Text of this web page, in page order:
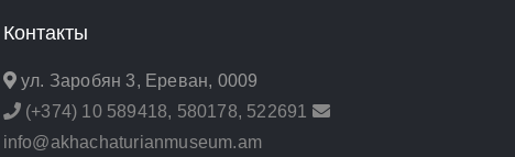
Контакты
ул. Заробян 3, Ереван, 0009
(+374) 10 589418, 580178, 522691
info@akhachaturianmuseum.am